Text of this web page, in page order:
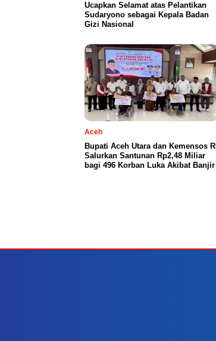
Ucapkan Selamat atas Pelantikan
Sudaryono sebagai Kepala Badan
Gizi Nasional
Aceh
Bupati Aceh Utara dan Kemensos RI
Salurkan Santunan Rp2,48 Miliar
bagi 496 Korban Luka Akibat Banjir